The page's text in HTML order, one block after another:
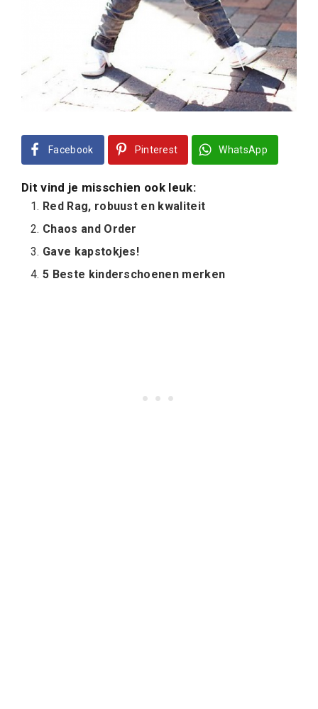
Facebook Pinterest WhatsApp
Dit vind je misschien ook leuk:
Red Rag, robuust en kwaliteit
Chaos and Order
Gave kapstokjes!
5 Beste kinderschoenen merken